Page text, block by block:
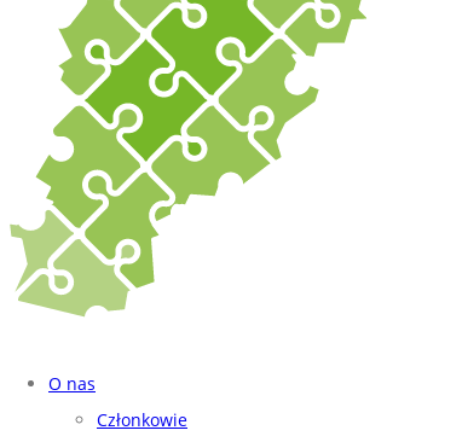
O nas
Członkowie